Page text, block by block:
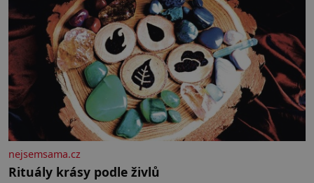
nejsemsama.cz
Rituály krásy podle živlů